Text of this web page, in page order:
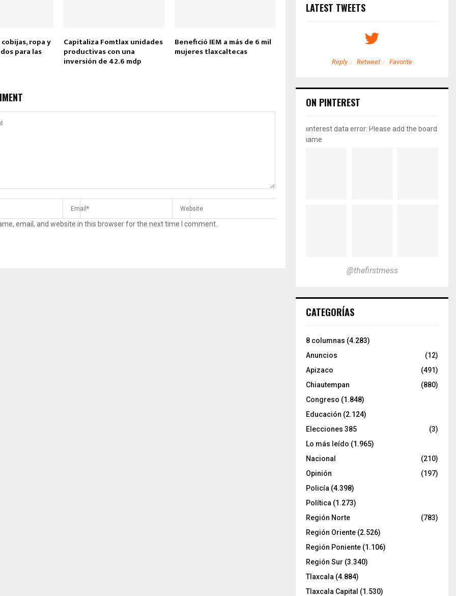
ropa y
para las
Capitaliza Fomtlax unidades
productivas con una
inversión de 42.6 mdp
Benefició IEM a más de 6 mil
mujeres tlaxcaltecas
email, and website in this browser for the next time I comment.
LATEST TWEETS
Reply Retweet Favorite Reply Retweet Favorite
ON PINTEREST
pinterest data error: Please add the board
name
@thefirstmess
CATEGORÍAS
8 columnas (4.283)
Anuncios
(12)
Apizaco
(491)
Chiautempan
(880)
Congreso (1.848)
Educación (2.124)
Elecciones 385
(3)
Lo más leído (1.965)
Nacional
(210)
Opinión
(197)
Policía (4.398)
Política (1.273)
Región Norte
(783)
Región Oriente (2.526)
Región Poniente (1.106)
Región Sur (3.340)
Tlaxcala (4.884)
Tlaxcala Capital (1.530)